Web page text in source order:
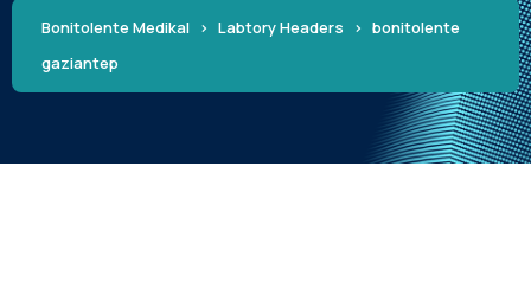
Bonitolente Medikal > Labtory Headers > bonitolente
gaziantep